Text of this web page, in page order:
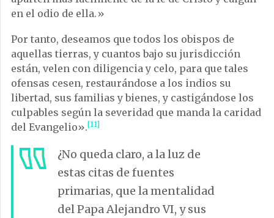
en el odio de ella.»
Por tanto, deseamos que todos los obispos de
aquellas tierras, y cuantos bajo su jurisdicción
están, velen con diligencia y celo, para que tales
ofensas cesen, restaurándose a los indios su
libertad, sus familias y bienes, y castigándose los
culpables según la severidad que manda la caridad
del Evangelio».[11]
¿No queda claro, a la luz de
estas citas de fuentes
primarias, que la mentalidad
del Papa Alejandro VI, y sus